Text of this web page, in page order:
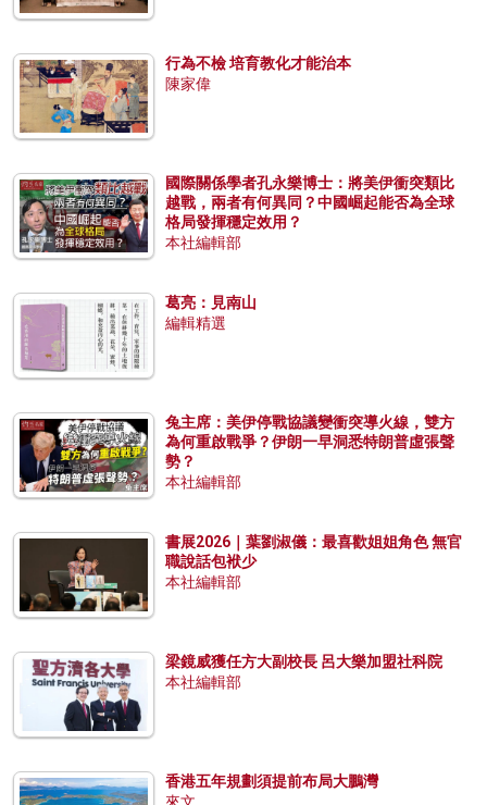
行為不檢 培育教化才能治本
陳家偉
國際關係學者孔永樂博士：將美伊衝突類比
越戰，兩者有何異同？中國崛起能否為全球
格局發揮穩定效用？
本社編輯部
葛亮：見南山
編輯精選
兔主席：美伊停戰協議變衝突導火線，雙方
為何重啟戰爭？伊朗一早洞悉特朗普虛張聲
勢？
本社編輯部
書展2026｜葉劉淑儀：最喜歡姐姐角色 無官
職說話包袱少
本社編輯部
梁鏡威獲任方大副校長 呂大樂加盟社科院
本社編輯部
香港五年規劃須提前布局大鵬灣